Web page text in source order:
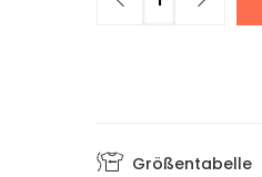
Größentabelle